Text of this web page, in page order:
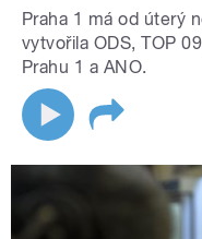
Praha 1 má od úterý
vytvořila ODS, TOP
Prahu 1 a ANO.